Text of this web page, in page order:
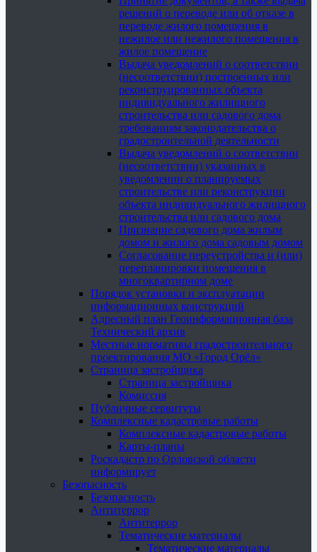
решений о переводе или об отказе в
переводе жилого помещения в
нежилое или нежилого помещения в
жилое помещение
Выдача уведомлений о соответствии
(несоответствии) построенных или
реконструированных объекта
индивидуального жилищного
строительства или садового дома
требованиям законодательства о
градостроительной деятельности
Выдача уведомлений о соответствии
(несоответствии) указанных в
уведомлении о планируемых
строительстве или реконструкции
объекта индивидуального жилищного
строительства или садового дома
Признание садового дома жилым
домом и жилого дома садовым домом
Согласование переустройства и (или)
перепланировки помещения в
многоквартирном доме
Порядок установки и эксплуатации
информационных конструкций
Адресный план Геоинформационная база
Технический архив
Местные нормативы градостроительного
проектирования МО «Город Орёл»
Страница застройщика
Страница застройщика
Комиссия
Публичные сервитуты
Комплексные кадастровые работы
Комплексные кадастровые работы
Карты-планы
Роскадастр по Орловской области
информирует
Безопасность
Безопасность
Антитеррор
Антитеррор
Тематические материалы
Тематические материалы